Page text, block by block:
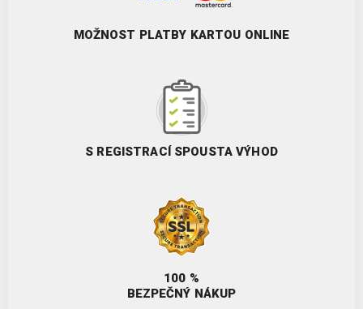
MOŽNOST PLATBY KARTOU ONLINE
S REGISTRACÍ SPOUSTA VÝHOD
100 %
BEZPEČNÝ NÁKUP